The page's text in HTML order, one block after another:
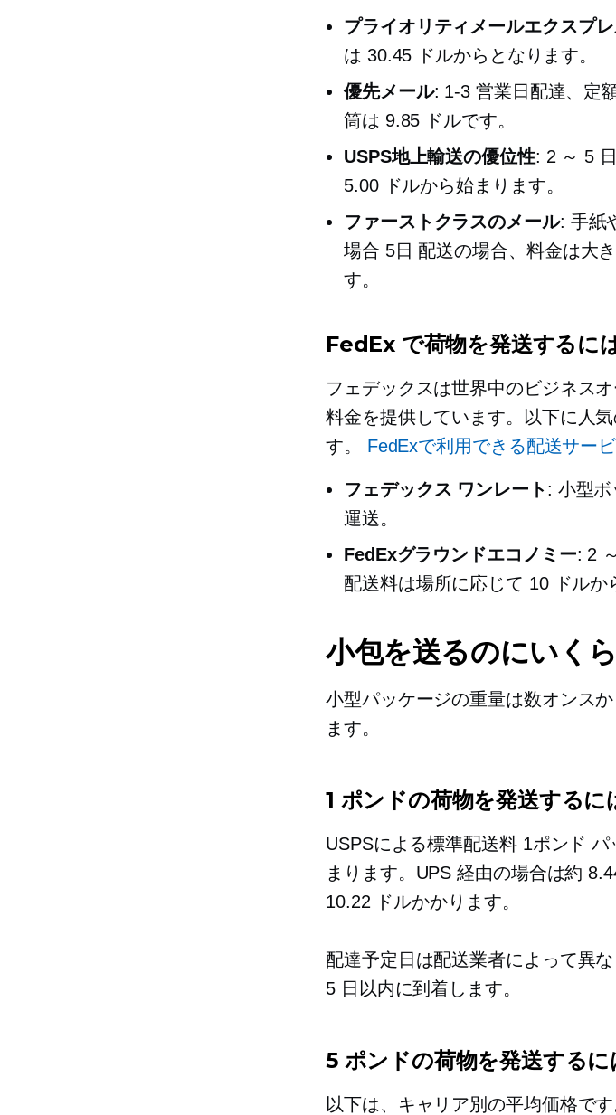
プライオリティメールエクスプ
は 30.45 ドルからとなります。
優先メール: 1-3 営業日配達、定
筒は 9.85 ドルです。
USPS地上輸送の優位性: 2 ～ 5
5.00 ドルから始まります。
ファーストクラスのメール: 手紙
場合 5日 配送の場合、料金は大
す。
FedEx で荷物を発送するに
フェデックスは世界中のビジネス
料金を提供しています。以下に人
す。 FedExで利用できる配送サー
フェデックス ワンレート: 小型
運送。
FedExグラウンドエコノミー: 2
配送料は場所に応じて 10 ドルか
小包を送るのにいく
小型パッケージの重量は数オンス
ます。
1 ポンドの荷物を発送する
USPSによる標準配送料 1ポンド パ
まります。UPS 経由の場合は約
10.22 ドルかかります。
配達予定日は配送業者によって異
5 日以内に到着します。
5 ポンドの荷物を発送する
以下は、キャリア別の平均価格です